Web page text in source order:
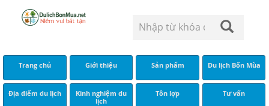
Trang chủ Giới thiệu Sản phẩm Du lịch Bốn Mùa
Địa điểm du lịch
Kinh nghiệm du
lịch
Tôn lợp Tư vấn